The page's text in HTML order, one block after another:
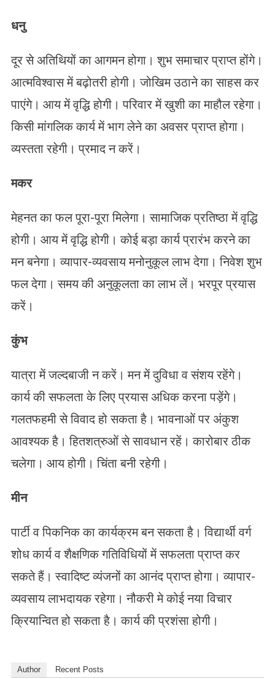
धनु
दूर से अतिथियों का आगमन होगा। शुभ समाचार प्राप्त होंगे।
आत्मविश्वास में बढ़ोतरी होगी। जोखिम उठाने का साहस कर
पाएंगे। आय में वृद्धि होगी। परिवार में खुशी का माहौल रहेगा।
किसी मांगलिक कार्य में भाग लेने का अवसर प्राप्त होगा।
व्यस्तता रहेगी। प्रमाद न करें।
मकर
मेहनत का फल पूरा-पूरा मिलेगा। सामाजिक प्रतिष्ठा में वृद्धि
होगी। आय में वृद्धि होगी। कोई बड़ा कार्य प्रारंभ करने का
मन बनेगा। व्यापार-व्यवसाय मनोनुकूल लाभ देगा। निवेश शुभ
फल देगा। समय की अनुकूलता का लाभ लें। भरपूर प्रयास
करें।
कुंभ
यात्रा में जल्दबाजी न करें। मन में दुविधा व संशय रहेंगे।
कार्य की सफलता के लिए प्रयास अधिक करना पड़ेंगे।
गलतफहमी से विवाद हो सकता है। भावनाओं पर अंकुश
आवश्यक है। हितशत्रुओं से सावधान रहें। कारोबार ठीक
चलेगा। आय होगी। चिंता बनी रहेगी।
मीन
पार्टी व पिकनिक का कार्यक्रम बन सकता है। विद्यार्थी वर्ग
शोध कार्य व शैक्षणिक गतिविधियों में सफलता प्राप्त कर
सकते हैं। स्वादिष्ट व्यंजनों का आनंद प्राप्त होगा। व्यापार-
व्यवसाय लाभदायक रहेगा। नौकरी मे कोई नया विचार
क्रियान्वित हो सकता है। कार्य की प्रशंसा होगी।
Author Recent Posts